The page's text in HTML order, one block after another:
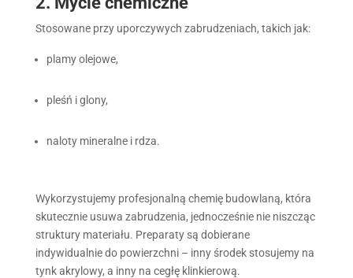
Stosowane przy uporczywych zabrudzeniach, takich jak:
plamy olejowe,
pleśń i glony,
naloty mineralne i rdza.
Wykorzystujemy profesjonalną chemię budowlaną, która
skutecznie usuwa zabrudzenia, jednocześnie nie niszcząc
struktury materiału. Preparaty są dobierane
indywidualnie do powierzchni – inny środek stosujemy na
tynk akrylowy, a inny na cegłę klinkierową.